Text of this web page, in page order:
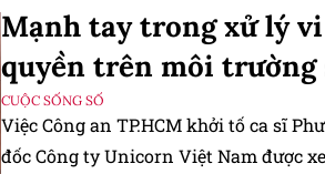
Mạnh tay trong xử lý
quyền trên môi trường
CUỘC SỐNG SỐ
Việc Công an TP.HCM khởi tố ca sĩ
đốc Công ty Unicorn Việt Nam được